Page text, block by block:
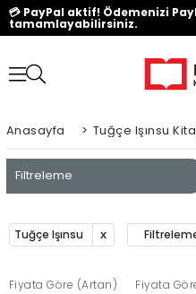
💳 PayPal aktif! Ödemenizi
tamamlayabilirsiniz.
Anasayfa > Tuğçe Işınsu
Filtreleme
Tuğçe Işınsu
Fiyata Göre (Artan) Fiyata